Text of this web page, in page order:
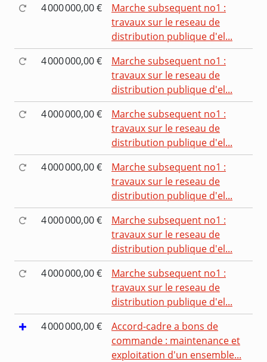
4 000 000,00 €
Marche subsequent no1 :
travaux sur le reseau de
distribution publique d'el...
4 000 000,00 €
Marche subsequent no1 :
travaux sur le reseau de
distribution publique d'el...
4 000 000,00 €
Marche subsequent no1 :
travaux sur le reseau de
distribution publique d'el...
4 000 000,00 €
Marche subsequent no1 :
travaux sur le reseau de
distribution publique d'el...
4 000 000,00 €
Marche subsequent no1 :
travaux sur le reseau de
distribution publique d'el...
4 000 000,00 €
Marche subsequent no1 :
travaux sur le reseau de
distribution publique d'el...
4 000 000,00 €
Accord-cadre a bons de
commande : maintenance et
exploitation d'un ensemble...